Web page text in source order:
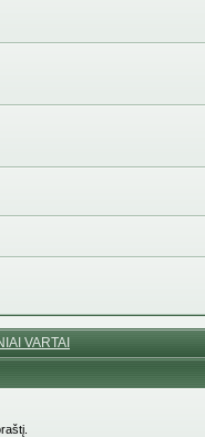
VARTAI